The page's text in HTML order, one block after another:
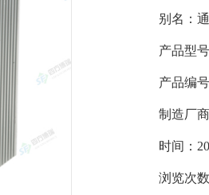
别名：
产品型号
产品编号
制造厂
时间：
浏览次